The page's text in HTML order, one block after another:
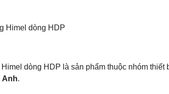
Himel dòng HDP
dòng HDP là sản phẩm thuộc nhóm
Anh.